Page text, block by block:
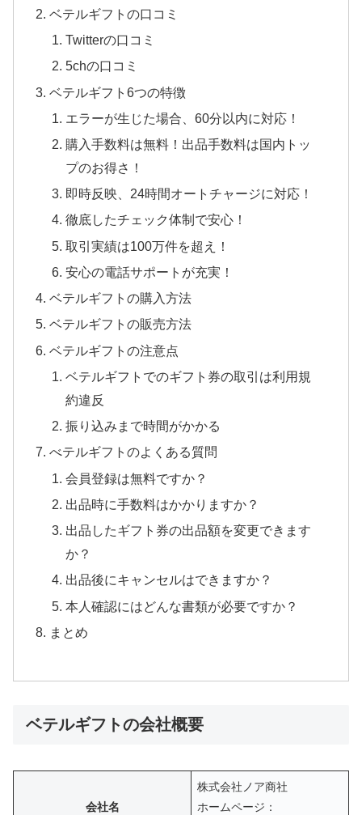
ベテルギフトの口コミ
Twitterの口コミ
5chの口コミ
ベテルギフト6つの特徴
エラーが生じた場合、60分以内に対応！
購入手数料は無料！出品手数料は国内トッ
プのお得さ！
即時反映、24時間オートチャージに対応！
徹底したチェック体制で安心！
取引実績は100万件を超え！
安心の電話サポートが充実！
ベテルギフトの購入方法
ベテルギフトの販売方法
ベテルギフトの注意点
ベテルギフトでのギフト券の取引は利用規
約違反
振り込みまで時間がかかる
べテルギフトのよくある質問
会員登録は無料ですか？
出品時に手数料はかかりますか？
出品したギフト券の出品額を変更できます
か？
出品後にキャンセルはできますか？
本人確認にはどんな書類が必要ですか？
まとめ
ベテルギフトの会社概要
会社名
株式会社ノア商社
ホームページ：